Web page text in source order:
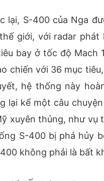
lại, S-400 của Nga
giới, với radar phát
bay ở tốc độ Mach
chiến với 36 mục
hệ thống này
lại kể một câu
xuyên thủng, như vụ
S-400 bị phá hủy
không phải là bất